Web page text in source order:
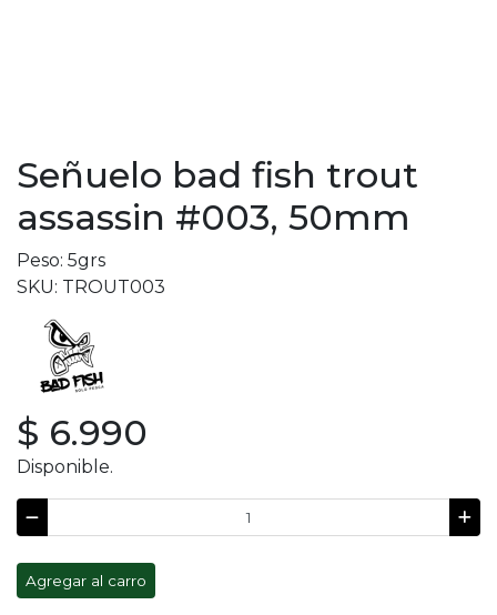
Señuelo bad fish trout
assassin #003, 50mm
Peso: 5grs
SKU: TROUT003
$ 6.990
Disponible.
Agregar al carro